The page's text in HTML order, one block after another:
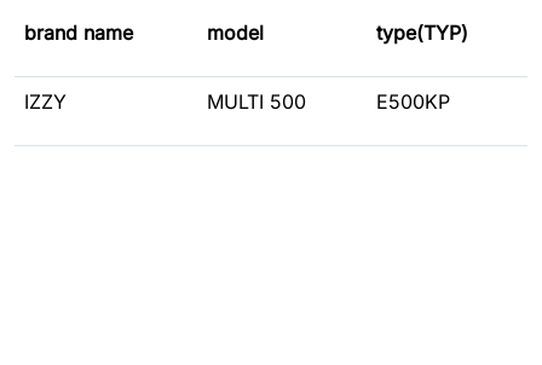
brand name model type(TYP)
IZZY MULTI 500 E500KP